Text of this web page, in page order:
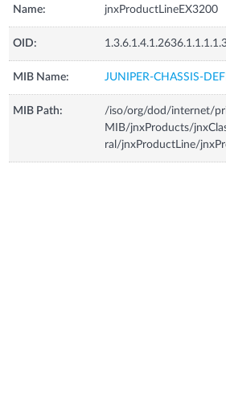
Name: jnxProductLineEX3200
OID:
MIB Name: JUNIPER-CHASSIS-
MIB Path:
/iso/org/dod/internet/
MIB/jnxProducts/
ral/jnxProductLine/